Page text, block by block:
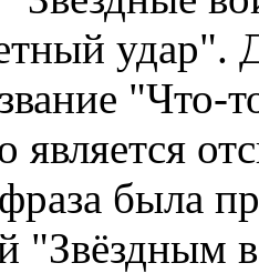
удар".
"Что-
является
была
"Звёздным